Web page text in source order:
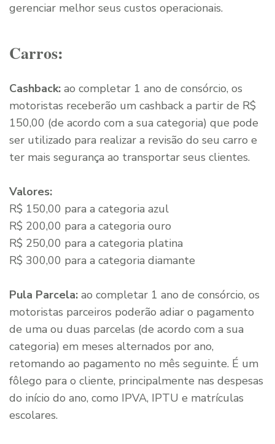
gerenciar melhor seus custos operacionais.
Carros:
Cashback: ao completar 1 ano de consórcio, os
motoristas receberão um cashback a partir de R$
150,00 (de acordo com a sua categoria) que pode
ser utilizado para realizar a revisão do seu carro e
ter mais segurança ao transportar seus clientes.
Valores:
R$ 150,00 para a categoria azul
R$ 200,00 para a categoria ouro
R$ 250,00 para a categoria platina
R$ 300,00 para a categoria diamante
Pula Parcela: ao completar 1 ano de consórcio, os
motoristas parceiros poderão adiar o pagamento
de uma ou duas parcelas (de acordo com a sua
categoria) em meses alternados por ano,
retomando ao pagamento no mês seguinte. É um
fôlego para o cliente, principalmente nas despesas
do início do ano, como IPVA, IPTU e matrículas
escolares.